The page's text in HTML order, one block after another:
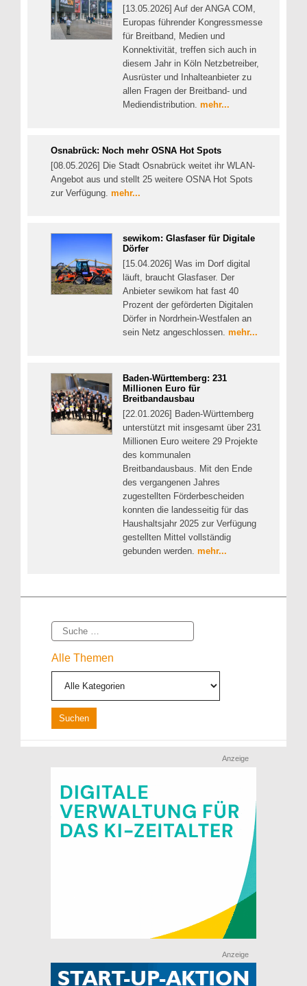
[13.05.2026] Auf der ANGA COM,
Europas führender Kongressmesse
für Breitband, Medien und
Konnektivität, treffen sich auch in
diesem Jahr in Köln Netzbetreiber,
Ausrüster und Inhalteanbieter zu
allen Fragen der Breitband- und
Mediendistribution. mehr...
Osnabrück: Noch mehr OSNA Hot Spots
[08.05.2026] Die Stadt Osnabrück weitet ihr WLAN-
Angebot aus und stellt 25 weitere OSNA Hot Spots
zur Verfügung. mehr...
sewikom: Glasfaser für Digitale
Dörfer
[15.04.2026] Was im Dorf digital
läuft, braucht Glasfaser. Der
Anbieter sewikom hat fast 40
Prozent der geförderten Digitalen
Dörfer in Nordrhein-Westfalen an
sein Netz angeschlossen. mehr...
Baden-Württemberg: 231
Millionen Euro für
Breitbandausbau
[22.01.2026] Baden-Württemberg
unterstützt mit insgesamt über 231
Millionen Euro weitere 29 Projekte
des kommunalen
Breitbandausbaus. Mit den Ende
des vergangenen Jahres
zugestellten Förderbescheiden
konnten die landesseitig für das
Haushaltsjahr 2025 zur Verfügung
gestellten Mittel vollständig
gebunden werden. mehr...
Suche
Alle Themen
Anzeige
Anzeige